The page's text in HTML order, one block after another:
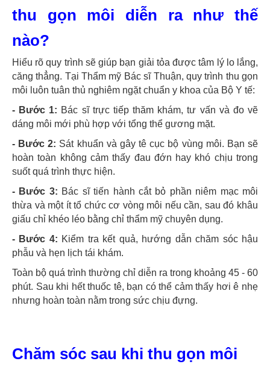
thu gọn môi diễn ra như thế
nào?
Hiểu rõ quy trình sẽ giúp bạn giải tỏa được tâm lý lo lắng,
căng thẳng. Tại Thẩm mỹ Bác sĩ Thuận, quy trình thu gọn
môi luôn tuân thủ nghiêm ngặt chuẩn y khoa của Bộ Y tế:
- Bước 1: Bác sĩ trực tiếp thăm khám, tư vấn và đo vẽ
dáng môi mới phù hợp với tổng thể gương mặt.
- Bước 2: Sát khuẩn và gây tê cục bộ vùng môi. Bạn sẽ
hoàn toàn không cảm thấy đau đớn hay khó chịu trong
suốt quá trình thực hiện.
- Bước 3: Bác sĩ tiến hành cắt bỏ phần niêm mạc môi
thừa và một ít tổ chức cơ vòng môi nếu cần, sau đó khâu
giấu chỉ khéo léo bằng chỉ thẩm mỹ chuyên dụng.
- Bước 4: Kiểm tra kết quả, hướng dẫn chăm sóc hậu
phẫu và hẹn lịch tái khám.
Toàn bộ quá trình thường chỉ diễn ra trong khoảng 45 - 60
phút. Sau khi hết thuốc tê, bạn có thể cảm thấy hơi ê nhẹ
nhưng hoàn toàn nằm trong sức chịu đựng.
Chăm sóc sau khi thu gọn môi